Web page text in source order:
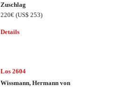
Zuschlag
220€(US$ 253)
Details
Los 2604
Wissmann, Hermann von